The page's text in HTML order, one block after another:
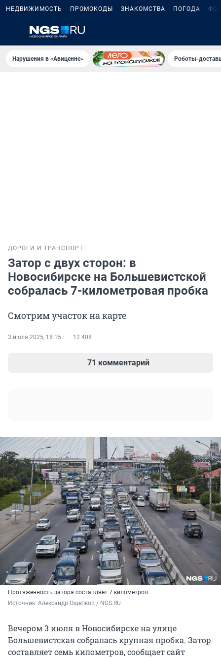
НЕДВИЖИМОСТЬ ПРОМОКОДЫ ЗНАКОМСТВА ПОГОДА
Нарушения в «Авиценне» Роботы-
ДОРОГИ И ТРАНСПОРТ
Затор с двух сторон: в
Новосибирске на Большевистской
собралась 7-километровая пробка
Смотрим участок на карте
3 июля 2025, 18:15 12 408
71 комментарий
Протяженность затора составляет 7 километров
Источник: Александр Ощепков / NGS.RU
Вечером 3 июля в Новосибирске на улице
Большевистская собралась крупная пробка. Затор
составляет семь километров, сообщает сайт